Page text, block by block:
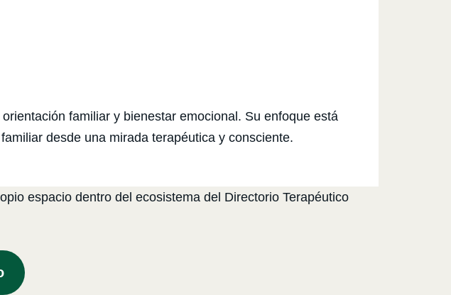
familiar y bienestar emocional. Su enfoque está
desde una mirada terapéutica y consciente.
espacio dentro del ecosistema del Directorio Terapéutico